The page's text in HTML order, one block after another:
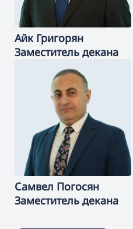
Айк Григорян
Заместитель декана
Самвел Погосян
Заместитель декана